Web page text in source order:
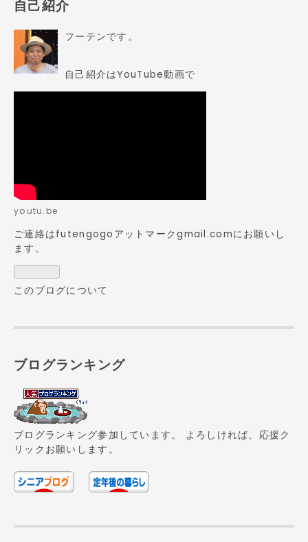
自己紹介
フーテンです。
自己紹介はYouTube動画で
youtu.be
ご連絡はfutengogoアットマークgmail.comにお願いし
ます。
このブログについて
ブログランキング
ブログランキング参加しています。 よろしければ、応援ク
リックお願いします。